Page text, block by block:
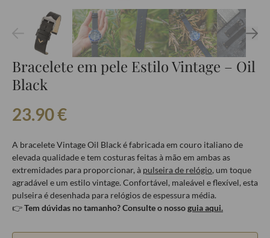
Bracelete em pele Estilo Vintage – Oil
Black
23.90€
A bracelete Vintage Oil Black é fabricada em couro italiano de
elevada qualidade e tem costuras feitas à mão em ambas as
extremidades para proporcionar, à pulseira de relógio, um toque
agradável e um estilo vintage. Confortável, maleável e flexível, esta
pulseira é desenhada para relógios de espessura média.
👉Tem dúvidas no tamanho? Consulte o nossoguia aqui.